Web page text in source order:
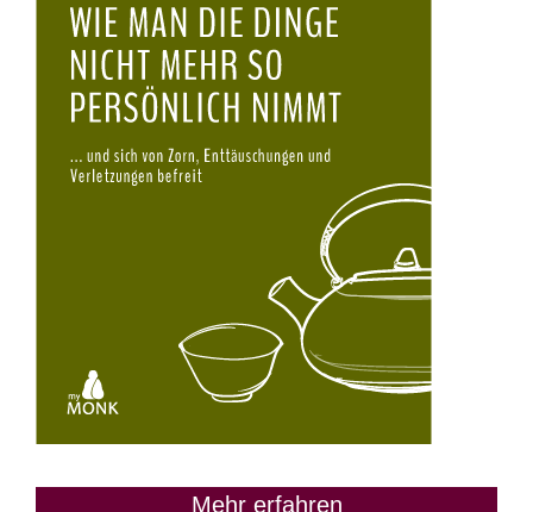
Mehr erfahren